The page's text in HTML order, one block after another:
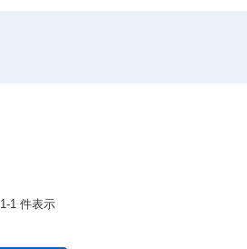
1-1 件表示